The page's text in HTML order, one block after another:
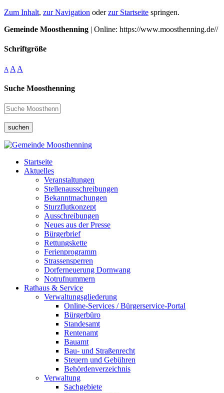
Zum Inhalt, zur Navigation oderzur Startseite springen.
Gemeinde Moosthenning | Online: https://www.moosthenning.de//
Schriftgröße
A A A
Suche Moosthenning
suchen
Startseite
Aktuelles
Veranstaltungen
Stellenausschreibungen
Bekanntmachungen
Sturzflutkonzept
Ausschreibungen
Neues aus der Presse
Bürgerbrief
Rettungskette
Ferienprogramm
Strassensperren
Dorferneuerung Dornwang
Notrufnummern
Rathaus & Service
Verwaltungsgliederung
Online-Services / Bürgerservice-Portal
Bürgerbüro
Standesamt
Rentenamt
Bauamt
Bau- und Straßenrecht
Steuern und Gebühren
Behördenverzeichnis
Verwaltung
Sachgebiete